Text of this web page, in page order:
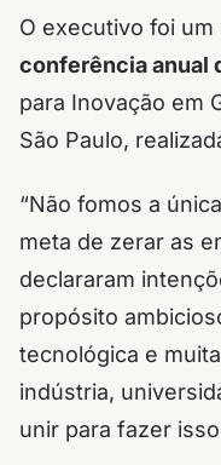
O executivo foi
conferência anual
para Inovação em
São Paulo,
“Não fomos a
meta de zerar as
declararam
propósito
tecnológica e
indústria,
unir para fazer